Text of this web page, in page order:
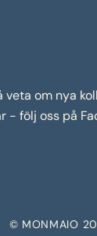
veta om nya
- följ oss på
© MONMAIO